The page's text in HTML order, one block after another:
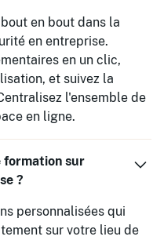
en bout dans la
en entreprise.
en un clic,
et suivez la
l'ensemble de
en ligne.
formation sur
?
personnalisées qui
sur votre lieu de